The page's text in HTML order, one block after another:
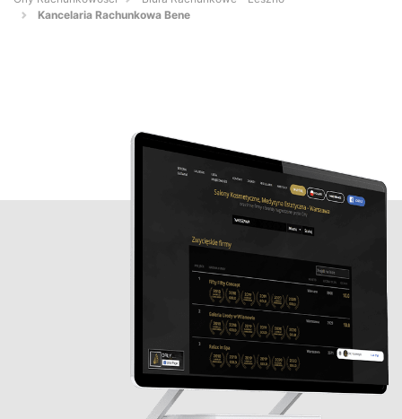
Kancelaria Rachunkowa Bene